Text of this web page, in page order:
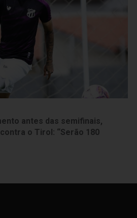
antes das semifinais,
o Tirol: “Serão 180